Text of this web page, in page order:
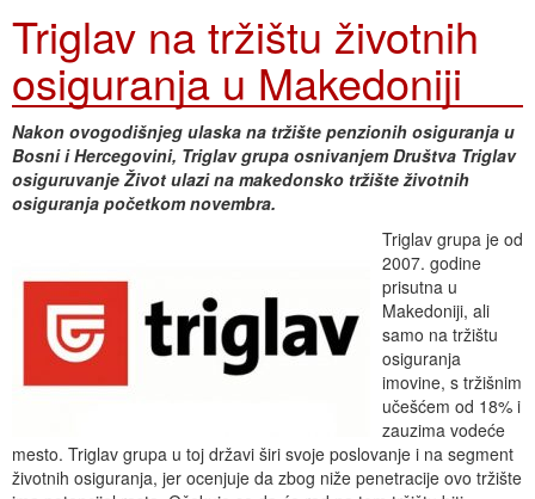
Triglav na tržištu životnih
osiguranja u Makedoniji
Nakon ovogodišnjeg ulaska na tržište penzionih osiguranja u
Bosni i Hercegovini, Triglav grupa osnivanjem Društva Triglav
osiguruvanje Život ulazi na makedonsko tržište životnih
osiguranja početkom novembra.
Triglav grupa je od
2007. godine
prisutna u
Makedoniji, ali
samo na tržištu
osiguranja
imovine, s tržišnim
učešćem od 18% i
zauzima vodeće
mesto. Triglav grupa u toj državi širi svoje poslovanje i na segment
životnih osiguranja, jer ocenjuje da zbog niže penetracije ovo tržište